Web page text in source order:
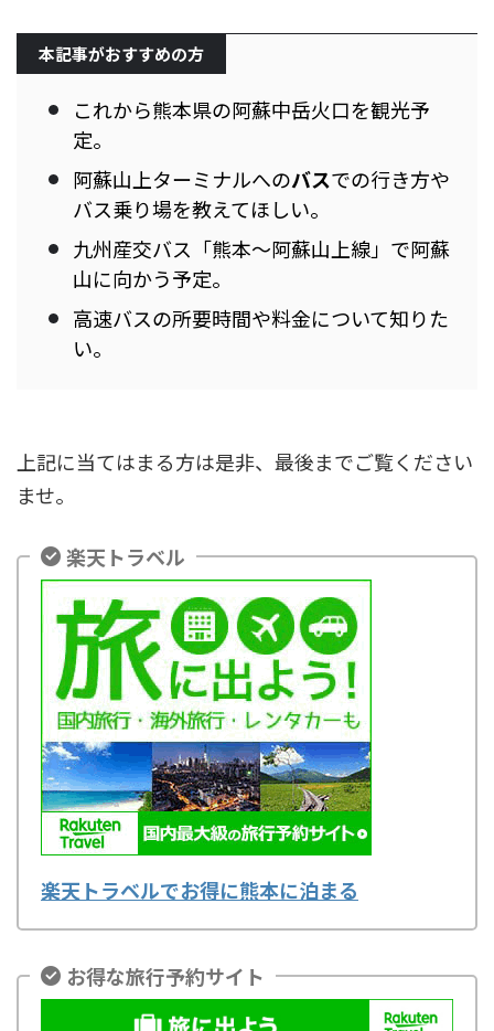
本記事がおすすめの方
これから熊本県の阿蘇中岳火口を観光予
定。
阿蘇山上ターミナルへのバスでの行き方や
バス乗り場を教えてほしい。
九州産交バス「熊本～阿蘇山上線」で阿蘇
山に向かう予定。
高速バスの所要時間や料金について知りた
い。
上記に当てはまる方は是非、最後までご覧ください
ませ。
楽天トラベル
楽天トラベルでお得に熊本に泊まる
お得な旅行予約サイト